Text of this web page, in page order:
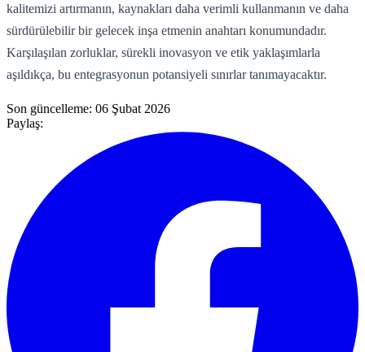
kalitemizi artırmanın, kaynakları daha verimli kullanmanın ve daha
sürdürülebilir bir gelecek inşa etmenin anahtarı konumundadır.
Karşılaşılan zorluklar, sürekli inovasyon ve etik yaklaşımlarla
aşıldıkça, bu entegrasyonun potansiyeli sınırlar tanımayacaktır.
Son güncelleme: 06 Şubat 2026
Paylaş: